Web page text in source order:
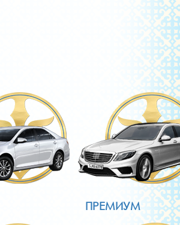
ПРЕМИУМ